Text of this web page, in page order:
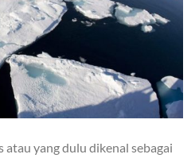
atau yang dulu dikenal sebagai